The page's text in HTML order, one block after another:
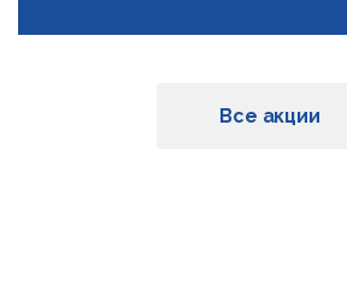
Все акции